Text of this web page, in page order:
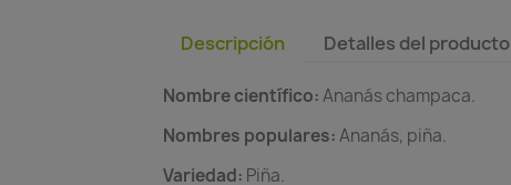
Descripción Detalles del producto
Nombre científico:Ananás champaca.
Nombres populares:Ananás, piña.
Variedad: Piña.